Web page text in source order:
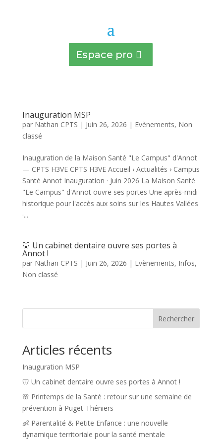
Espace pro
Inauguration MSP
par Nathan CPTS | Juin 26, 2026 | Evènements, Non
classé
Inauguration de la Maison Santé "Le Campus" d'Annot
— CPTS H3VE CPTS H3VE Accueil › Actualités › Campus
Santé Annot Inauguration · Juin 2026 La Maison Santé
"Le Campus" d'Annot ouvre ses portes Une après-midi
historique pour l'accès aux soins sur les Hautes Vallées
·...
🦷 Un cabinet dentaire ouvre ses portes à
Annot !
par Nathan CPTS | Juin 26, 2026 | Evènements, Infos,
Non classé
Rechercher
Articles récents
Inauguration MSP
🦷 Un cabinet dentaire ouvre ses portes à Annot !
🌸 Printemps de la Santé : retour sur une semaine de
prévention à Puget-Théniers
👶 Parentalité & Petite Enfance : une nouvelle
dynamique territoriale pour la santé mentale